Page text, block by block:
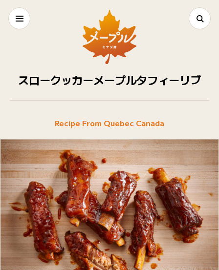
スロークッカーメープルタフィーリブ
Recipe From Quebec Canada